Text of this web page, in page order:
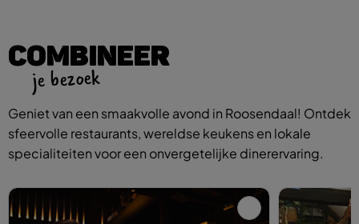
COMBINEER
je bezoek
Geniet van een smaakvolle avond in Roosendaal! Ontdek
sfeervolle restaurants, wereldse keukens en lokale
specialiteiten voor een onvergetelijke dinerervaring.